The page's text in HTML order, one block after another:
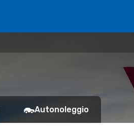
Autonoleggio